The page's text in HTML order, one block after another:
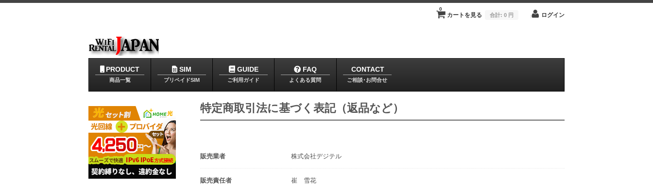
カートを見る
0
合計: 0 円 ログイン
PRODUCT
商品一覧
SIM
プリペイドSIM
GUIDE
ご利用ガイド
FAQ
よくある質問
CONTACT
ご相談･お問合せ
特定商取引法に基づく表記（返品など）
販売業者 株式会社デジテル
販売責任者 崔 雪花